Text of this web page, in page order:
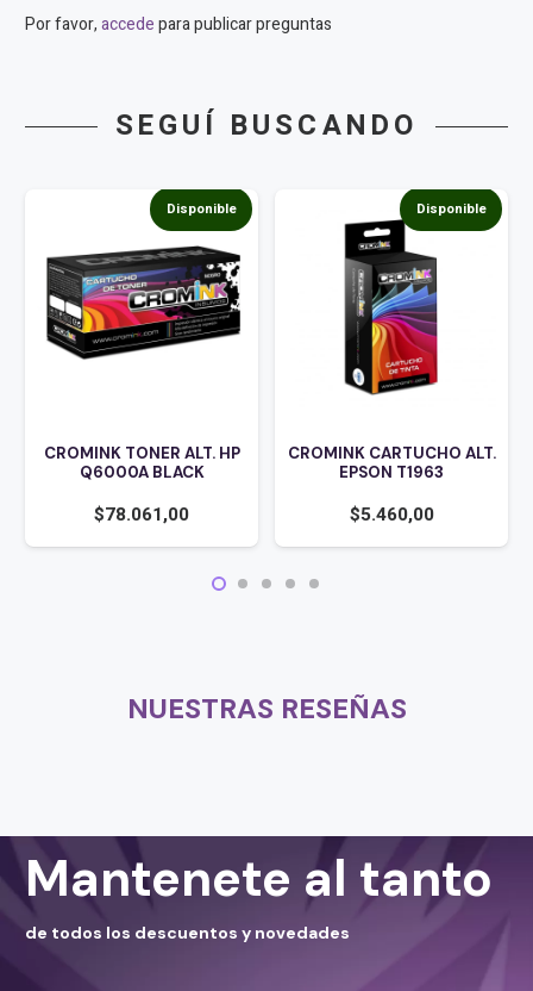
Por favor,accedepara publicar preguntas
SEGUÍ BUSCANDO
Disponible
CROMINK TONER ALT. HP
Q6000A BLACK
$78.061,00
Disponible
CROMINK CARTUCHO ALT.
EPSON T1963
$5.460,00
NUESTRAS RESEÑAS
Mantenete al tanto
de todos los descuentos y novedades